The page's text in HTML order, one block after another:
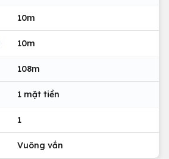
10m
10m
108m
1 mặt tiền
1
Vuông vắn